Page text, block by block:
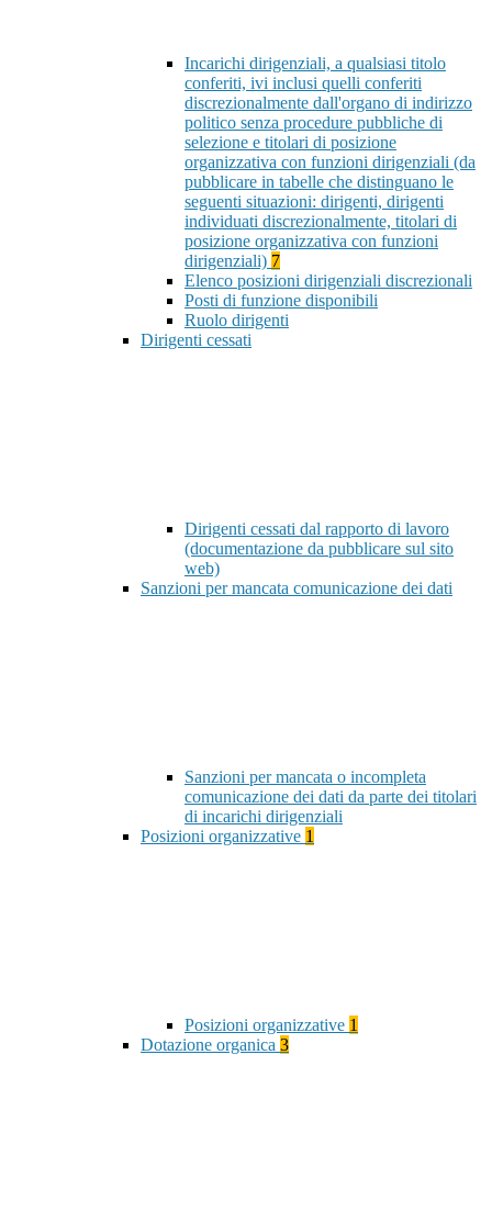
Incarichi dirigenziali, a qualsiasi titolo
conferiti, ivi inclusi quelli conferiti
discrezionalmente dall'organo di indirizzo
politico senza procedure pubbliche di
selezione e titolari di posizione
organizzativa con funzioni dirigenziali (da
pubblicare in tabelle che distinguano le
seguenti situazioni: dirigenti, dirigenti
individuati discrezionalmente, titolari di
posizione organizzativa con funzioni
dirigenziali) 7
Elenco posizioni dirigenziali discrezionali
Posti di funzione disponibili
Ruolo dirigenti
Dirigenti cessati
Dirigenti cessati dal rapporto di lavoro
(documentazione da pubblicare sul sito
web)
Sanzioni per mancata comunicazione dei dati
Sanzioni per mancata o incompleta
comunicazione dei dati da parte dei titolari
di incarichi dirigenziali
Posizioni organizzative 1
Posizioni organizzative 1
Dotazione organica 3